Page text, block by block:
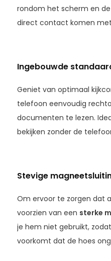
rondom het scherm en
direct contact komen met
Ingebouwde
Geniet van optimaal
telefoon eenvoudig
documenten te lezen.
bekijken zonder de
Stevige
Om ervoor te zorgen dat
voorzien van een sterke
je hem niet gebruikt,
voorkomt dat de hoes